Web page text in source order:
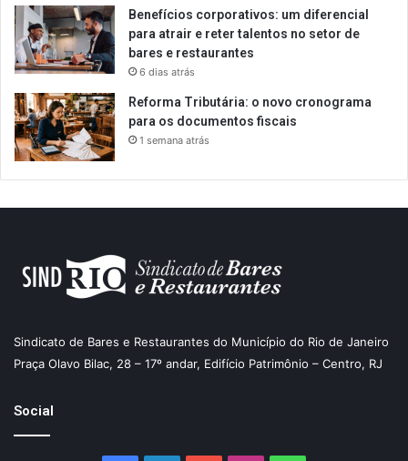
Benefícios corporativos: um diferencial
para atrair e reter talentos no setor de
bares e restaurantes
6 dias atrás
Reforma Tributária: o novo cronograma
para os documentos fiscais
1 semana atrás
Sindicato de Bares e Restaurantes do Município do Rio de Janeiro
Praça Olavo Bilac, 28 – 17º andar, Edifício Patrimônio – Centro, RJ
Social